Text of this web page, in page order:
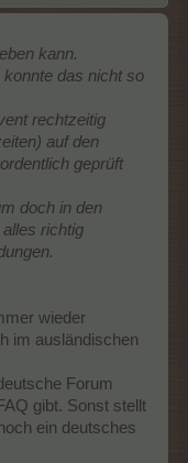
kann.
das nicht so
rechtzeitig
auf den
geprüft
doch in den
richtig
wieder
im ausländischen
Forum
gibt. Sonst stellt
ein deutsches